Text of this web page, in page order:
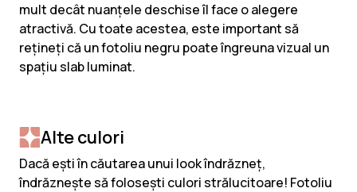
mult decât nuanțele deschise îl face o alegere
atractivă. Cu toate acestea, este important să
rețineți că un fotoliu negru poate îngreuna vizual un
spațiu slab luminat.
Alte culori
Dacă ești în căutarea unui look îndrăzneț,
îndrăznește să folosești culori strălucitoare! Fotoliu